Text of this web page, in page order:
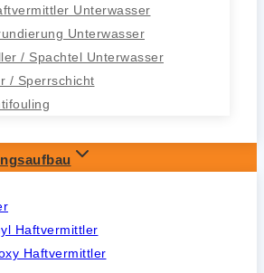
Unterwasser
Unterwasser
/ Spachtel Unterwasser
/ Sperrschicht
Haftvermittler
Haftvermittler